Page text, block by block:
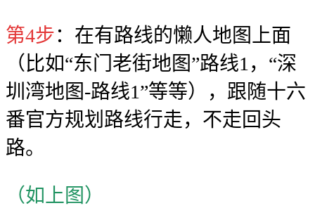
第4步：在有路线的懒人地图上面
（比如“东门老街地图”路线1，“深
圳湾地图-路线1”等等），跟随十六
番官方规划路线行走，不走回头
路。
（如上图）